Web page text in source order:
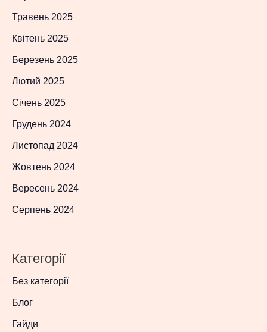
Травень 2025
Квітень 2025
Березень 2025
Лютий 2025
Січень 2025
Грудень 2024
Листопад 2024
Жовтень 2024
Вересень 2024
Серпень 2024
Категорії
Без категорії
Блог
Гайди